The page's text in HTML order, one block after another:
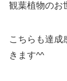
観葉植物のお
こちらも達成
きます^^